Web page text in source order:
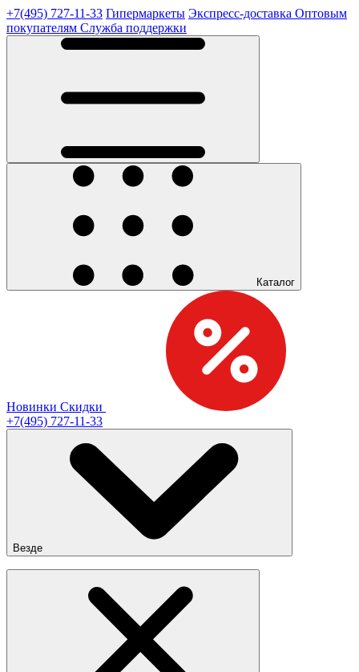
+7(495) 727-11-33 Гипермаркеты Экспресс-доставка Оптовым
покупателям Служба поддержки
Каталог
Новинки Скидки
+7(495) 727-11-33
Везде